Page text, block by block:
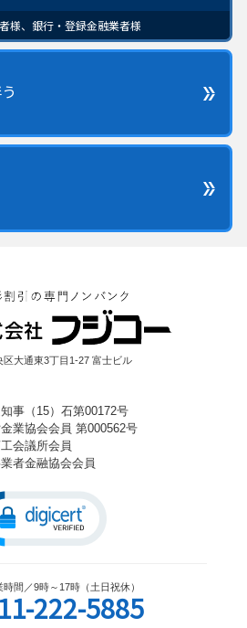
様、銀行・登録金融業者様
区大通東3丁目1-27 富士ビル
事（15）石第00172号
金業協会会員 第000562号
会議所会員
者金融協会会員
時間／9時～17時（土日祝休）
222-5885